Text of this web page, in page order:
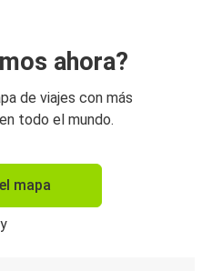
ahora?
de viajes con más
todo el mundo.
mapa